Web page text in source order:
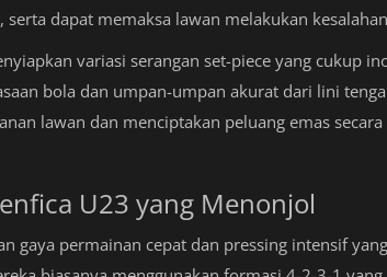
dapat memaksa lawan melakukan
variasi serangan set-piece yang cukup
bola dan umpan-umpan akurat dari lini
lawan dan menciptakan peluang emas
U23 yang Menonjol
gaya permainan cepat dan pressing intensif